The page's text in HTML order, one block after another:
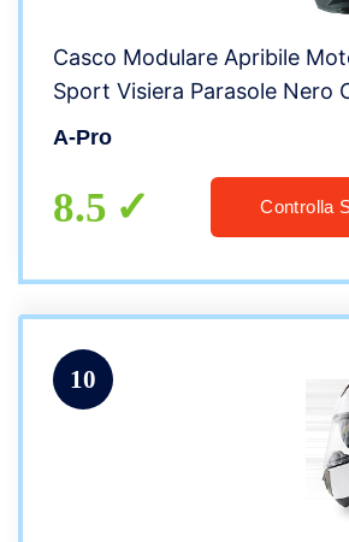
Casco Modulare Apribile
Sport Visiera Parasole Nero
A-Pro
8.5 Controlla
10